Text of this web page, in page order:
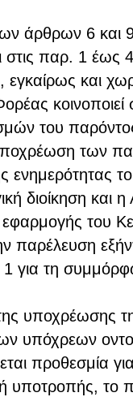
άρθρων 6 και 9
παρ. 1 έως 4
και
του
των
ενημερότητας
διοίκηση και
εφαρμογής του
παρέλευση
1 για τη
υποχρέωσης
υπόχρεων
προθεσμία
το